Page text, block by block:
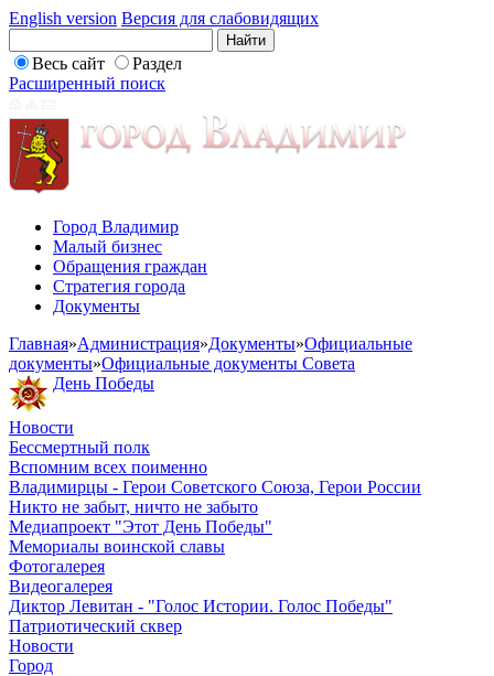
English version Версия для слабовидящих
Весь сайт
Раздел
Расширенный поиск
Город Владимир
Малый бизнес
Обращения граждан
Стратегия города
Документы
Главная»Администрация»Документы»Официальные
документы»Официальные документы Совета
День Победы
Новости
Бессмертный полк
Вспомним всех поименно
Владимирцы - Герои Советского Союза, Герои России
Никто не забыт, ничто не забыто
Медиапроект "Этот День Победы"
Мемориалы воинской славы
Фотогалерея
Видеогалерея
Диктор Левитан - "Голос Истории. Голос Победы"
Патриотический сквер
Новости
Город